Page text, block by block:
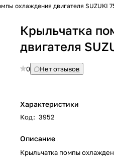
охлаждения двигателя SUZUKI
Крыльчатка
двигателя
0 Нет отзывов
Характеристики
Код: 3952
Описание
Крыльчатка помпы